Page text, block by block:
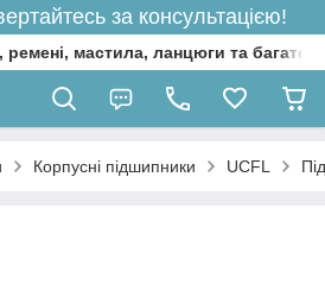
за консультацією!
мастила, ланцюги та багато
Корпусні підшипники UCFL